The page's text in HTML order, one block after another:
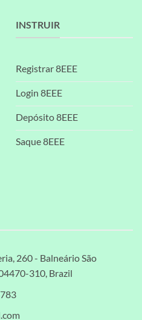
INSTRUIR
Registrar 8EEE
Login 8EEE
Depósito 8EEE
Saque 8EEE
260 - Balneário São
310, Brazil